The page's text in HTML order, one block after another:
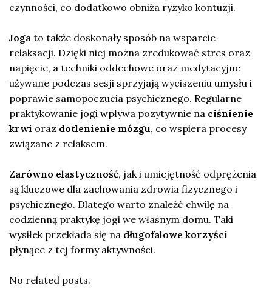
czynności, co dodatkowo obniża ryzyko kontuzji.
Joga to także doskonały sposób na wsparcie
relaksacji. Dzięki niej można zredukować stres oraz
napięcie, a techniki oddechowe oraz medytacyjne
używane podczas sesji sprzyjają wyciszeniu umysłu i
poprawie samopoczucia psychicznego. Regularne
praktykowanie jogi wpływa pozytywnie na ciśnienie
krwi oraz dotlenienie mózgu, co wspiera procesy
związane z relaksem.
Zarówno elastyczność, jak i umiejętność odprężenia
są kluczowe dla zachowania zdrowia fizycznego i
psychicznego. Dlatego warto znaleźć chwilę na
codzienną praktykę jogi we własnym domu. Taki
wysiłek przekłada się na długofalowe korzyści
płynące z tej formy aktywności.
No related posts.